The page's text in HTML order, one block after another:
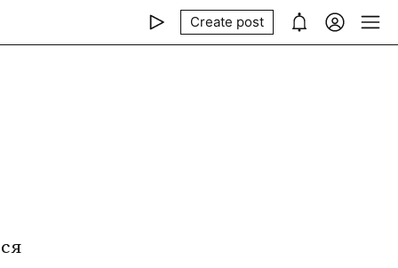
Create post